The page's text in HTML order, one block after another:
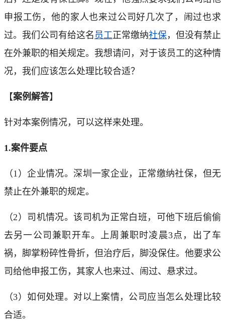
申报工伤，他的家人也来过公司好几次了，闹过也求
过。我们公司有给这名 员工正常缴纳社保，但没有禁止
在外兼职的相关规定。我想请问，对于该员工的这种情
况，我们应该怎么处理比较合适？
【案例解答】
针对本案例情况，可以这样来处理。
1.案件要点
（1）企业情况。深圳一家企业，正常缴纳社保，但无
禁止在外兼职的规定。
（2）司机情况。该司机为正常白班，可他下班后偷偷
去另一公司兼职开车。上周兼职时凌晨3点，出了车
祸，脚掌粉碎性骨折，但治疗后，脚没保住。他要求公
司给他申报工伤，其家人也来过、闹过、悬求过。
（3）如何处理。对以上案情，公司应当怎么处理比较
合适。